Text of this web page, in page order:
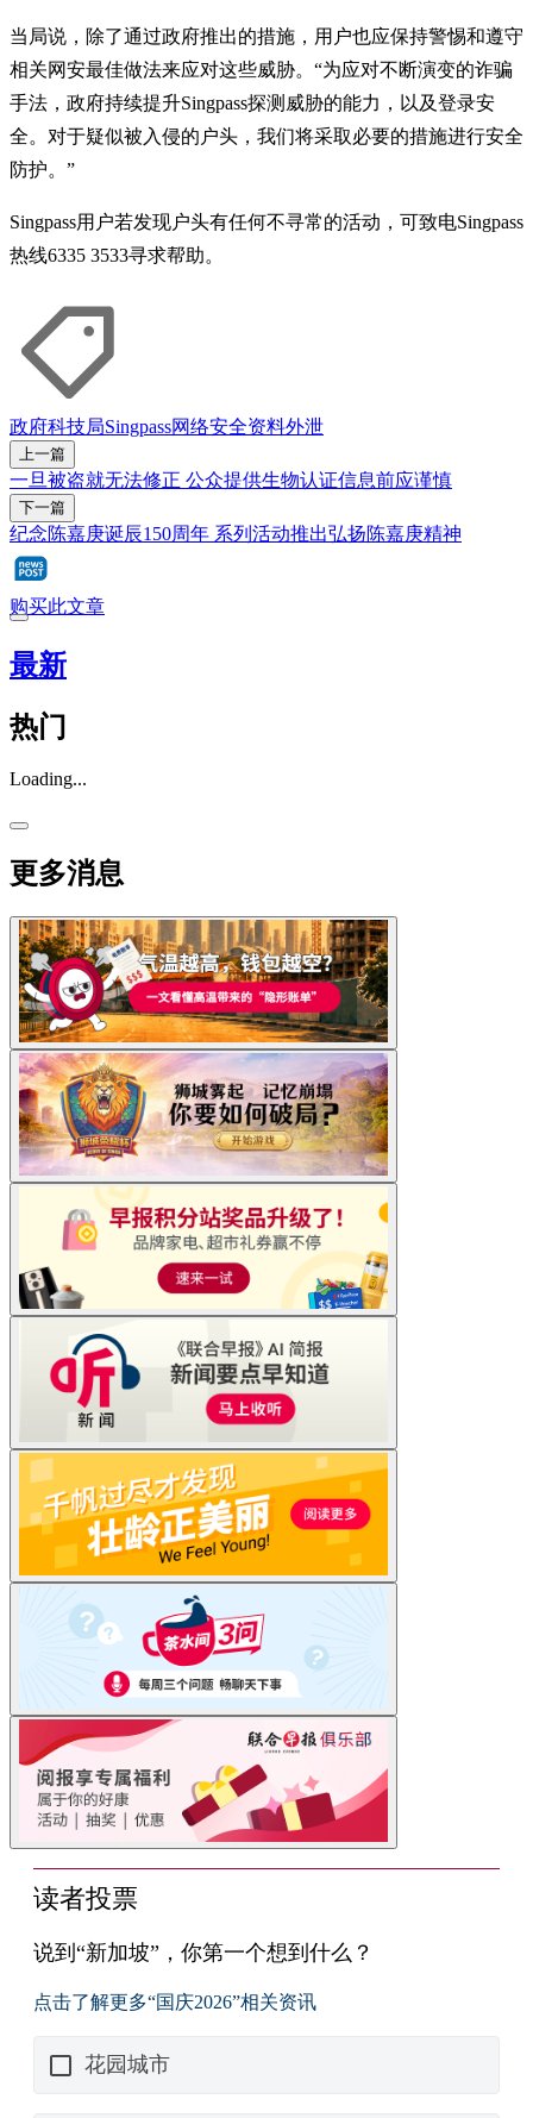
当局说，除了通过政府推出的措施，用户也应保持警惕和遵守
相关网安最佳做法来应对这些威胁。“为应对不断演变的诈骗
手法，政府持续提升Singpass探测威胁的能力，以及登录安
全。对于疑似被入侵的户头，我们将采取必要的措施进行安全
防护。”
Singpass用户若发现户头有任何不寻常的活动，可致电Singpass
热线6335 3533寻求帮助。
政府科技局Singpass网络安全资料外泄
上一篇
一旦被盗就无法修正 公众提供生物认证信息前应谨慎
下一篇
纪念陈嘉庚诞辰150周年 系列活动推出弘扬陈嘉庚精神
购买此文章
最新
热门
Loading...
更多消息